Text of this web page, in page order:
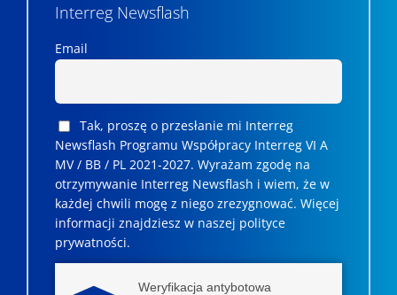
Interreg Newsflash
Email
Tak, proszę o przesłanie mi Interreg
Newsflash Programu Współpracy Interreg VI A
MV / BB / PL 2021-2027. Wyrażam zgodę na
otrzymywanie Interreg Newsflash i wiem, że w
każdej chwili mogę z niego zrezygnować. ­­Więcej
informacji znajdziesz w naszej polityce
prywatności.
Weryfikacja antybotowa